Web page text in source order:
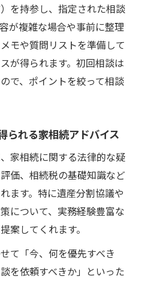
を持参し、指定された相談
が複雑な場合や事前に整理
モや質問リストを準備して
が得られます。初回相談は
で、ポイントを絞って相談
られる家相続アドバイス
家相続に関する法律的な疑
価、相続税の基礎知識など
ます。特に遺産分割協議や
について、実務経験豊富な
案してくれます。
て「今、何を優先すべき
を依頼すべきか」といった